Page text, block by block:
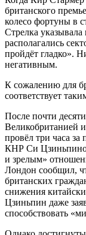
британского
колесо фортуны в
Стрелка
располагались
пройдёт гладко».
негативным.
К сожалению для
соответствует
После почти
Великобританией
провёл три часа за
КНР Си
и зрелым»
Лондон сообщил,
британских
снижения
Цзиньпин даже
способствовать